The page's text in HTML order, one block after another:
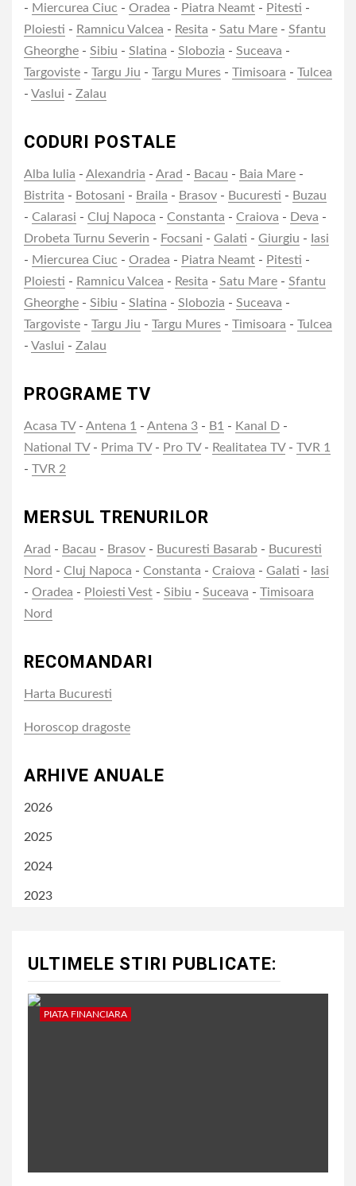
- Miercurea Ciuc - Oradea - Piatra Neamt - Pitesti -
Ploiesti - Ramnicu Valcea - Resita - Satu Mare - Sfantu
Gheorghe - Sibiu - Slatina - Slobozia - Suceava -
Targoviste - Targu Jiu - Targu Mures - Timisoara - Tulcea
- Vaslui - Zalau
CODURI POSTALE
Alba Iulia - Alexandria - Arad - Bacau - Baia Mare -
Bistrita - Botosani - Braila - Brasov - Bucuresti - Buzau
- Calarasi - Cluj Napoca - Constanta - Craiova - Deva -
Drobeta Turnu Severin - Focsani - Galati - Giurgiu - Iasi
- Miercurea Ciuc - Oradea - Piatra Neamt - Pitesti -
Ploiesti - Ramnicu Valcea - Resita - Satu Mare - Sfantu
Gheorghe - Sibiu - Slatina - Slobozia - Suceava -
Targoviste - Targu Jiu - Targu Mures - Timisoara - Tulcea
- Vaslui - Zalau
PROGRAME TV
Acasa TV- Antena 1 - Antena 3 - B1 - Kanal D -
National TV- Prima TV- Pro TV- Realitatea TV- TVR 1
- TVR 2
MERSUL TRENURILOR
Arad - Bacau - Brasov - Bucuresti Basarab - Bucuresti
Nord - Cluj Napoca - Constanta - Craiova - Galati - Iasi
- Oradea - Ploiesti Vest - Sibiu - Suceava - Timisoara
Nord
RECOMANDARI
Harta Bucuresti
Horoscop dragoste
ARHIVE ANUALE
2026
2025
2024
2023
ULTIMELE STIRI PUBLICATE:
PIATA FINANCIARA